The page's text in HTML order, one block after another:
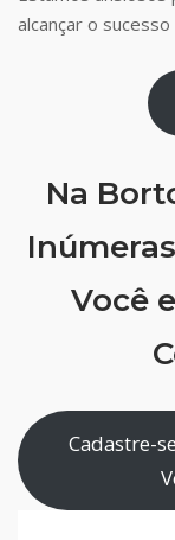
alcançar o
Na
Você
Cadastre-